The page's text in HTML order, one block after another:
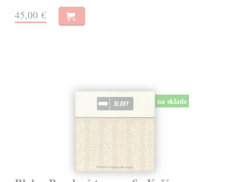
45,00 €
na sklade